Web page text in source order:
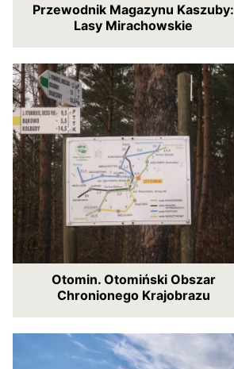
Przewodnik Magazynu Kaszuby:
Lasy Mirachowskie
Otomin. Otomiński Obszar
Chronionego Krajobrazu